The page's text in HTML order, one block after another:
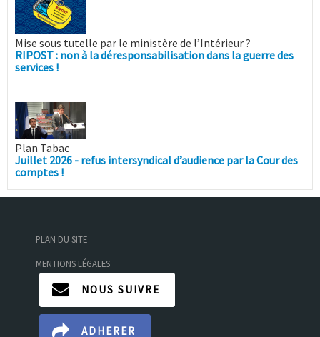
Mise sous tutelle par le ministère de l’Intérieur ?
RIPOST : non à la déresponsabilisation dans la guerre des
services !
Plan Tabac
Juillet 2026 - refus intersyndical d’audience par la Cour des
comptes !
PLAN DU SITE
MENTIONS LÉGALES
NOUS SUIVRE
ADHERER